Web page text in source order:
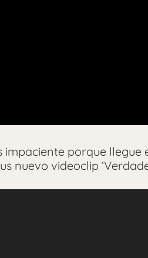
impaciente porque
nuevo videoclip